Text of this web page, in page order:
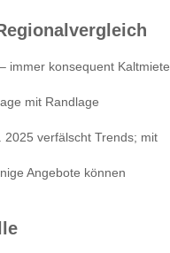
immer konsequent Kaltmiete
mit Randlage
2025 verfälscht Trends; mit
Angebote können